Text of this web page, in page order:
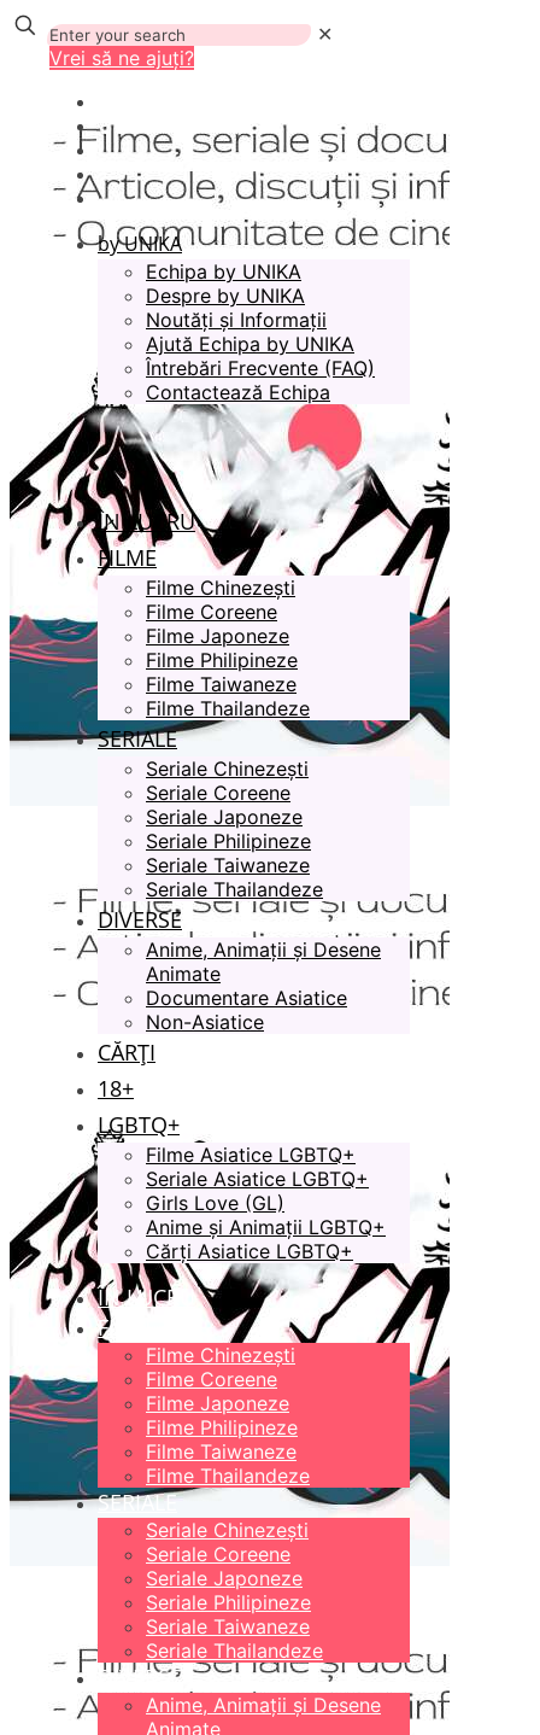
✕
Vrei să ne ajuți?
by UNIKA
Echipa by UNIKA
Despre by UNIKA
Noutăți și Informații
Ajută Echipa by UNIKA
Întrebări Frecvente (FAQ)
Contactează Echipa
ÎN LUCRU
FILME
Filme Chinezești
Filme Coreene
Filme Japoneze
Filme Philipineze
Filme Taiwaneze
Filme Thailandeze
SERIALE
Seriale Chinezești
Seriale Coreene
Seriale Japoneze
Seriale Philipineze
Seriale Taiwaneze
Seriale Thailandeze
DIVERSE
Anime, Animații și Desene
Animate
Documentare Asiatice
Non-Asiatice
CĂRȚI
18+
LGBTQ+
Filme Asiatice LGBTQ+
Seriale Asiatice LGBTQ+
Girls Love (GL)
Anime și Animații LGBTQ+
Cărți Asiatice LGBTQ+
ÎN LUCRU
FILME
Filme Chinezești
Filme Coreene
Filme Japoneze
Filme Philipineze
Filme Taiwaneze
Filme Thailandeze
SERIALE
Seriale Chinezești
Seriale Coreene
Seriale Japoneze
Seriale Philipineze
Seriale Taiwaneze
Seriale Thailandeze
DIVERSE
Anime, Animații și Desene
Animate